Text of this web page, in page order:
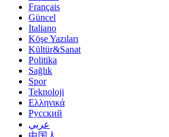
Français
Güncel
Italiano
Köşe Yazıları
Kültür&Sanat
Politika
Sağlık
Spor
Teknoloji
Ελληνικά
Русский
عربي